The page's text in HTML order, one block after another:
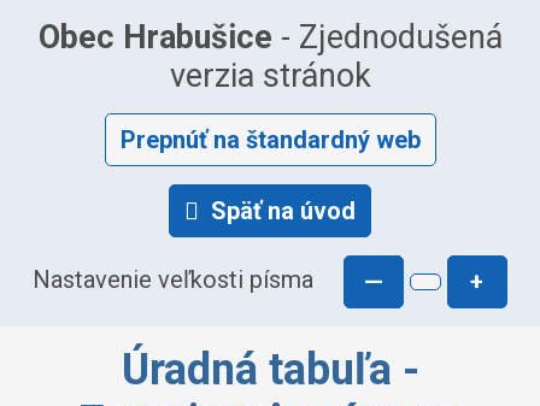
Obec Hrabušice - Zjednodušená
verzia stránok
Prepnúť na štandardný web
Späť na úvod
Nastavenie veľkosti písma — +
Úradná tabuľa -